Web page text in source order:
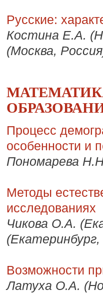
Русские:
Костина Е.А.
(Москва,
Процесс
особенности и
Пономарева
Методы
исследованиях
Чикова О.А.
(Екатеринбург,
Возможности
Латуха О.А.